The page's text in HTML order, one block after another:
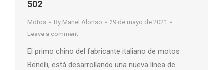
502
Motos By Manel Alonso
29 de mayo de 2021
Leave a comment
El primo chino del fabricante italiano de motos
Benelli, está desarrollando una nueva línea de